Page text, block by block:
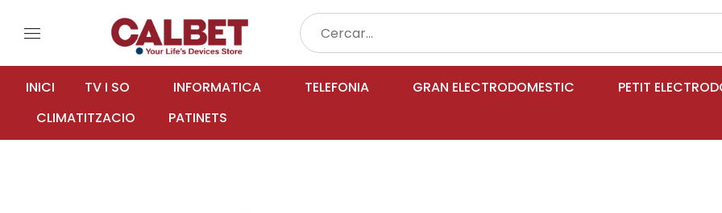
menu
INICI TV I SO INFORMATICA TELEFONIA GRAN ELECTRODOMESTIC PETIT
CLIMATITZACIO
PATINETS